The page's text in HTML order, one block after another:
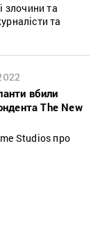
злочини та
та
вбили
The New
Studios про